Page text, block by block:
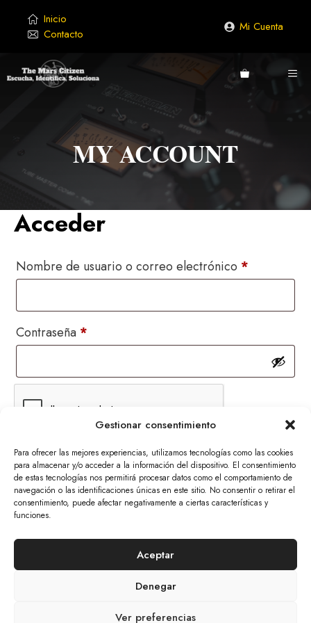
Gestionar consentimiento
Para ofrecer las mejores experiencias, utilizamos tecnologías como las cookies
para almacenar y/o acceder a la información del dispositivo. El consentimiento
de estas tecnologías nos permitirá procesar datos como el comportamiento de
navegación o las identificaciones únicas en este sitio. No consentir o retirar el
consentimiento, puede afectar negativamente a ciertas características y
funciones.
Aceptar
Denegar
Ver preferencias
Inicio
Contacto
Mi Cuenta
MY ACCOUNT
Acceder
Nombre de usuario o correo electrónico *
Contraseña *
Recuérdame
Acceso
¿Olvidaste la contraseña?
© 2026 The Mars Citizen
Aviso Legal Y Política De PrivacidadCookies
Tratamiento De Datos Personales